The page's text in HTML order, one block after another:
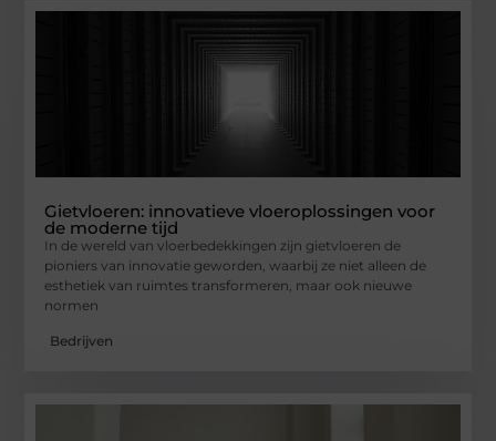
Gietvloeren: innovatieve vloeroplossingen voor
de moderne tijd
In de wereld van vloerbedekkingen zijn gietvloeren de
pioniers van innovatie geworden, waarbij ze niet alleen de
esthetiek van ruimtes transformeren, maar ook nieuwe
normen
Bedrijven